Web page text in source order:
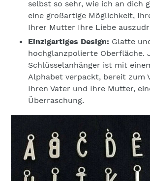
selbst so sehr, wie ich an dich
eine großartige Möglichkeit,
Ihrer Mutter Ihre Liebe
Einzigartiges Design: Glatte
hochglanzpolierte Oberfläche.
Schlüsselanhänger ist mit
Alphabet verpackt, bereit zum
Ihren Vater und Ihre Mutter,
Überraschung.